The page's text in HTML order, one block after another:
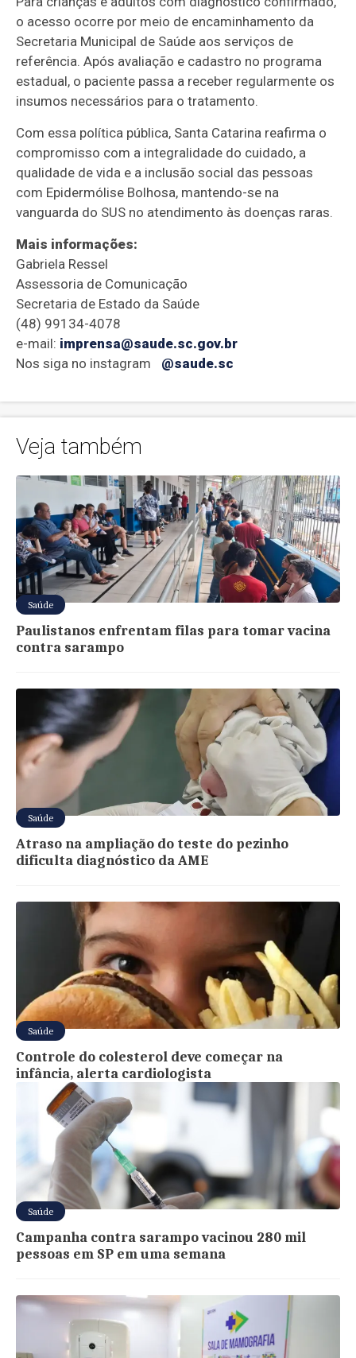
o acesso ocorre por meio de encaminhamento da
Secretaria Municipal de Saúde aos serviços de
referência. Após avaliação e cadastro no programa
estadual, o paciente passa a receber regularmente os
insumos necessários para o tratamento.
Com essa política pública, Santa Catarina reafirma o
compromisso com a integralidade do cuidado, a
qualidade de vida e a inclusão social das pessoas
com Epidermólise Bolhosa, mantendo-se na
vanguarda do SUS no atendimento às doenças raras.
Mais informações:
Gabriela Ressel
Assessoria de Comunicação
Secretaria de Estado da Saúde
(48) 99134-4078
e-mail: imprensa@saude.sc.gov.br
Nos siga no instagram
@saude.sc
Veja também
Saúde
Paulistanos enfrentam filas para tomar vacina
contra sarampo
Saúde
Atraso na ampliação do teste do pezinho
dificulta diagnóstico da AME
Saúde
Controle do colesterol deve começar na
infância, alerta cardiologista
Saúde
Campanha contra sarampo vacinou 280 mil
pessoas em SP em uma semana